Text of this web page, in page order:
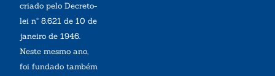
criado pelo Decreto-
lei nº 8.621 de 10 de
janeiro de 1946.
Neste mesmo ano,
foi fundado também